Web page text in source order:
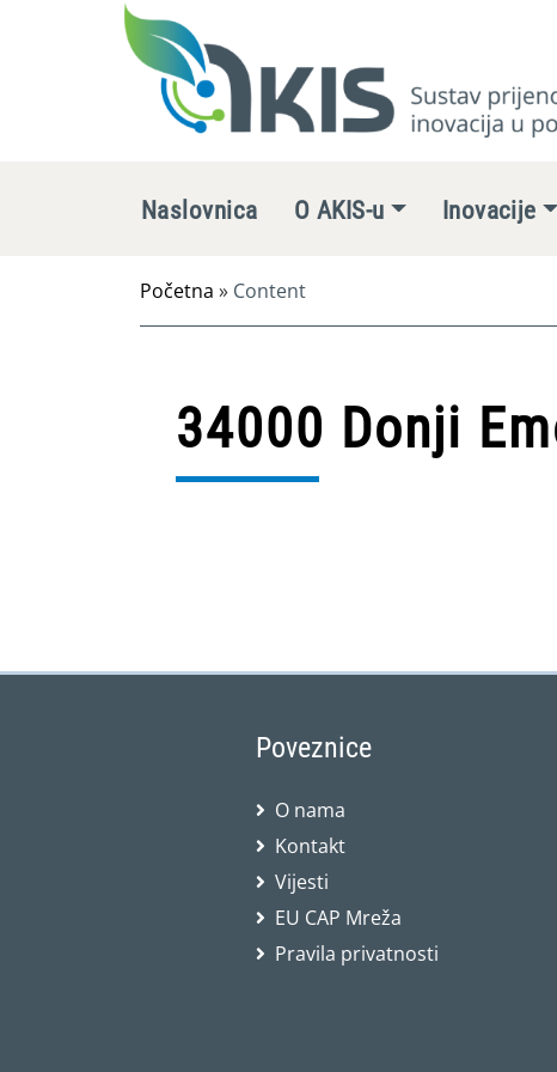
Naslovnica O AKIS-u Inovacije
Početna » Content
34000 Donji
Poveznice
O nama
Kontakt
Vijesti
EU CAP Mreža
Pravila privatnosti